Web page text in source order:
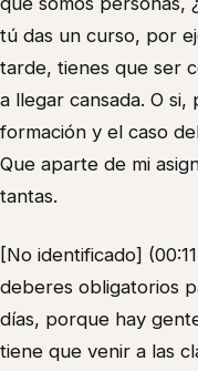
tú das un curso, por
tarde, tienes que ser
a llegar cansada. O
formación y el caso
Que aparte de mi
tantas.
[No identificado]
deberes obligatorios
días, porque hay
tiene que venir a las